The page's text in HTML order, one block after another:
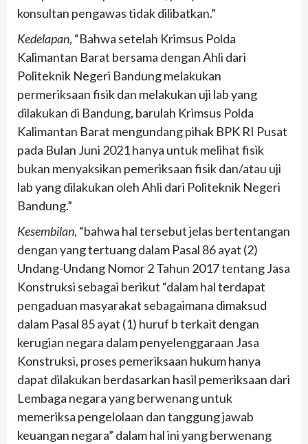
konsultan pengawas tidak dilibatkan.”
Kedelapan, “Bahwa setelah Krimsus Polda
Kalimantan Barat bersama dengan Ahli dari
Politeknik Negeri Bandung melakukan
permeriksaan fisik dan melakukan uji lab yang
dilakukan di Bandung, barulah Krimsus Polda
Kalimantan Barat mengundang pihak BPK RI Pusat
pada Bulan Juni 2021 hanya untuk melihat fisik
bukan menyaksikan pemeriksaan fisik dan/atau uji
lab yang dilakukan oleh Ahli dari Politeknik Negeri
Bandung.”
Kesembilan, “bahwa hal tersebut jelas bertentangan
dengan yang tertuang dalam Pasal 86 ayat (2)
Undang-Undang Nomor 2 Tahun 2017 tentang Jasa
Konstruksi sebagai berikut “dalam hal terdapat
pengaduan masyarakat sebagaimana dimaksud
dalam Pasal 85 ayat (1) huruf b terkait dengan
kerugian negara dalam penyelenggaraan Jasa
Konstruksi, proses pemeriksaan hukum hanya
dapat dilakukan berdasarkan hasil pemeriksaan dari
Lembaga negara yang berwenang untuk
memeriksa pengelolaan dan tanggung jawab
keuangan negara” dalam hal ini yang berwenang